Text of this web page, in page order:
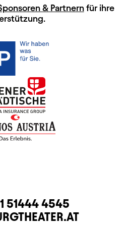
& Partnernfür ihre
51444 4545